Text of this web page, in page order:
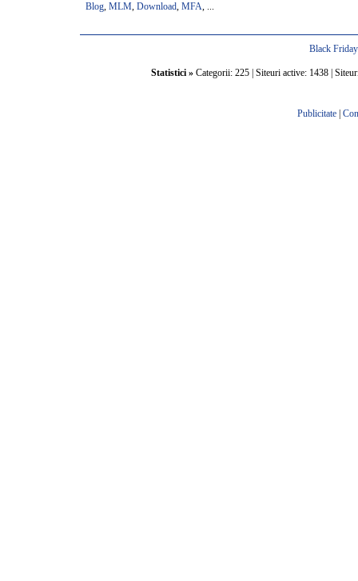
Blog, MLM, Download, MFA, ...
Black
Statistici »Categorii: 225 | Siteuri active: 1438 |
Publicitate|